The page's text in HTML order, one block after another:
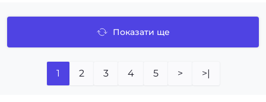
Показати ще
1 2 3 4 5 > >|